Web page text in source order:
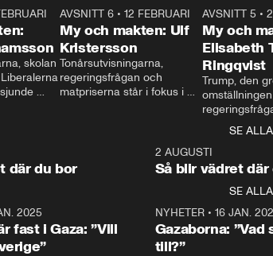
24:30
skolan
27:30
AVSNITT 6 •12 FEBRUARI
My och makten: Ulf
Kristersson
Tonårsutvisningarna,
regeringsfrågan och
matpriserna står i fokus i
Rohwedder ställer
statsminister Ulf Kristersson
AVSNITT 5 •
My och
Elisabeth
Ringqvist
Trump, den
centrum i
avsnittet av
Makten”. Se
Aftonbladets
Rohwedder
Thand Ring
SE ALLA
där du bor
2 AUGUSTI
Så blir vädret där
SE ALLA
2025
fast i Gaza: ”Vill
NYHETER• 16 JAN.
Gazaborna:
till?”